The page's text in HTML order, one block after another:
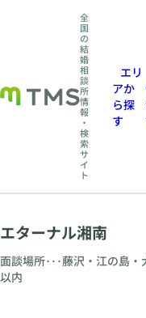
全
国
の
結
婚
相
談
所
情
報
・
検
索
サ
イ
ト
エリ
アか
ら探
す
エターナル湘南
面談場所･･･藤沢・江の島
以内